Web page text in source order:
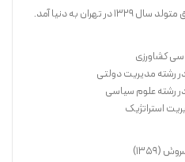
تهران به دنیا آمد.
کشاورزی
رشته مدیریت دولتی
رشته علوم سیاسی
استراتژیک
(1359)